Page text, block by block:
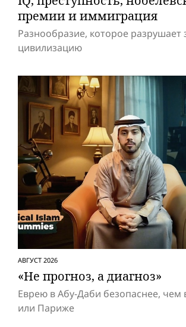
премии и иммиграция
Разнообразие, которое разрушает
цивилизацию
АВГУСТ 2026
«Не прогноз, а диагноз»
Еврею в Абу-Даби безопаснее, чем
или Париже